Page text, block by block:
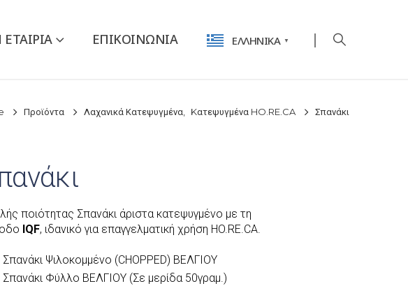
ΕΤΑΙΡΙΑ ΕΠΙΚΟΙΝΩΝΊΑ ΕΛΛΗΝΙΚΆ ▼
Προϊόντα Λαχανικά Κατεψυγμένα Kατεψυγμένα HO.RE.CA Σπανάκι
ποιότητας Σπανάκι άριστα κατεψυγμένο με τη
IQF, ιδανικό για επαγγελματική χρήση HO.RE.CA.
Σπανάκι Ψιλοκομμένο (CHOPPED) ΒΕΛΓΙΟΥ
Σπανάκι Φύλλο ΒΕΛΓΙΟΥ (Σε μερίδα 50γραμ.)